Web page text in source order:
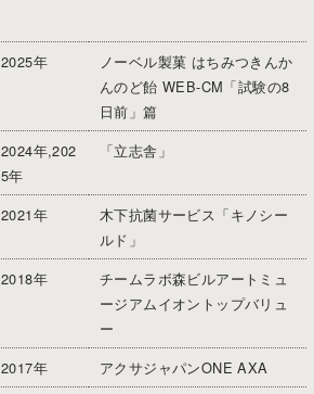
2025年
ノーベル製菓 はちみつきんか
んのど飴 WEB-CM「試験の8
日前」篇
2024年,202
5年
「立志舎」
2021年
木下抗菌サービス「キノシー
ルド」
2018年
チームラボ森ビルアートミュ
ージアムイオントップバリュ
ー
2017年
アクサジャパンONE AXA